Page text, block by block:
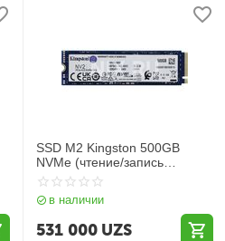
SSD M2 Kingston 500GB
NVMe (чтение/запись
3500/2100 МБ/с
SNV2S/500G)
в наличии
531 000 UZS